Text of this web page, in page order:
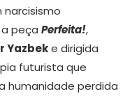
peça Perfeita!,
Yazbeke dirigida
futurista que
humanidade perdida